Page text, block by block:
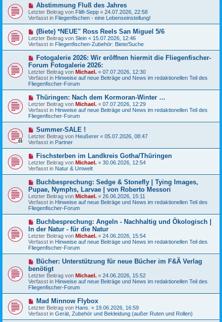
B
e
i
t
a
g
N
e
u
e
B
e
i
t
a
g
Abstimmung Fluß des Jahres
Letzter Beitrag von Fliifi-Sepp « 24.07.2026, 22:58
Verfasst in Fliegenfischen - eine Lebenseinstellung!
N
e
u
e
B
e
i
t
r
a
g
(Biete) *NEUE" Ross Reels San Miguel 5/6
Letzter Beitrag von Slein « 15.07.2026, 12:46
Verfasst in Fliegenfischen-Zubehör: Biete/Suche
N
u
e
r
B
e
t
r
a
g
Fotogalerie 2026: Wir eröffnen hiermit die Fliegenfischer-
Forum Fotogalerie 2026:
Letzter Beitrag von Michael. « 07.07.2026, 12:30
Verfasst in Hinweise auf neue Beiträge und News im redaktionellen Teil des
Fliegenfischer-Forum
N
e
u
e
r
B
e
i
t
r
g
Thüringen: Nach dem Kormoran-Winter …
Letzter Beitrag von Michael. « 07.07.2026, 12:29
Verfasst in Hinweise auf neue Beiträge und News im redaktionellen Teil des
Fliegenfischer-Forum
N
e
u
e
B
e
i
t
a
g
Summer-SALE !
Letzter Beitrag von Heußerer « 05.07.2026, 08:47
Verfasst in Partner
N
e
u
e
B
e
i
t
r
a
g
Fischsterben im Landkreis Gotha/Thüringen
Letzter Beitrag von Michael. « 30.06.2026, 12:54
Verfasst in Natur & Umwelt
N
u
e
r
B
e
t
r
a
g
Buchbesprechung: Sedge & Stonefly | Tying Images,
Pupae, Nymphs, Larvae | von Roberto Messori
Letzter Beitrag von Michael. « 26.06.2026, 15:11
Verfasst in Hinweise auf neue Beiträge und News im redaktionellen Teil des
Fliegenfischer-Forum
N
u
e
r
B
e
t
r
a
g
Buchbesprechung: Angeln - Nachhaltig und Ökologisch |
In der Natur - für die Natur
Letzter Beitrag von Michael. « 24.06.2026, 15:54
Verfasst in Hinweise auf neue Beiträge und News im redaktionellen Teil des
Fliegenfischer-Forum
N
u
e
r
B
e
t
r
a
Bücher: Unterstützung für neue Bücher im F&Ä Verlag
benötigt
Letzter Beitrag von Michael. « 24.06.2026, 15:52
Verfasst in Hinweise auf neue Beiträge und News im redaktionellen Teil des
Fliegenfischer-Forum
N
e
u
e
Mad Minnow Flybox
Letzter Beitrag von Hans. « 19.06.2026, 16:59
Verfasst in Gerät, Zubehör und Bekleidung (außer Ruten und Rollen)